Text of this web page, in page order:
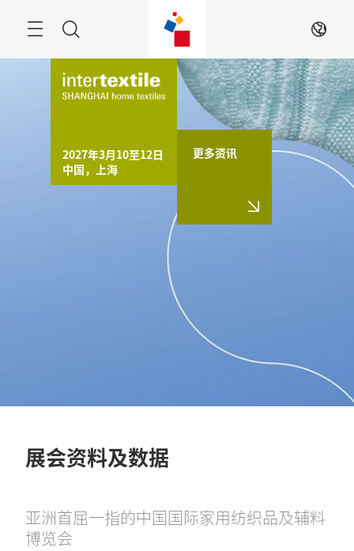
索
ZH
2027年3月10至12日
中国，上海
更多资讯
展会资料及数据
亚洲首屈一指的中国国际家用纺织品及辅料
博览会